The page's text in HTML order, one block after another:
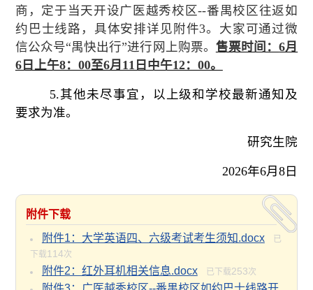
商，定于当天开设广医越秀校区--番禺校区往返如
约巴士线路，具体安排详见附件3。大家可通过微
信公众号“禺快出行”进行网上购票。 售票时间：6月
6日上午8：00至6月11日中午12：00。
5.其他未尽事宜，以上级和学校最新通知及
要求为准。
研究生院
2026年6月8日
附件下载
附件1：大学英语四、六级考试考生须知.docx已
下载114次
附件2：红外耳机相关信息.docx已下载253次